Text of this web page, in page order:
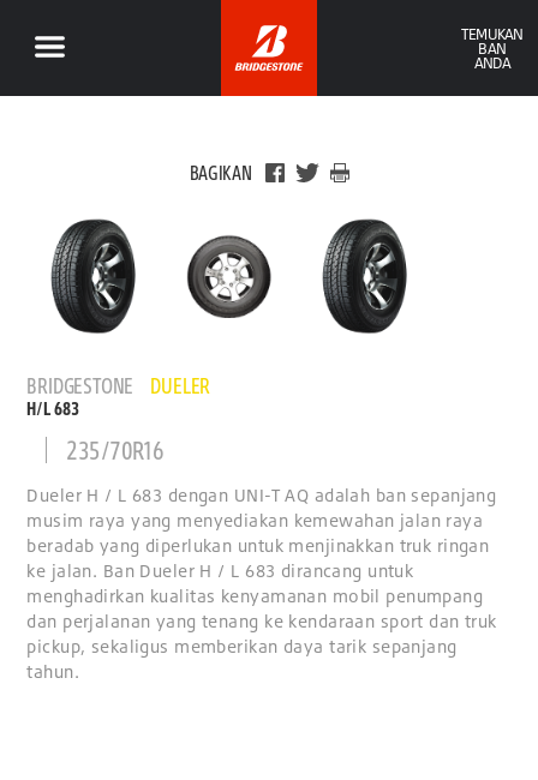
TEMUKAN
BAN
ANDA
BAGIKAN
BRIDGESTONE DUELER
H/L 683
235/70R16
Dueler H / L 683 dengan UNI-T AQ adalah ban sepanjang
musim raya yang menyediakan kemewahan jalan raya
beradab yang diperlukan untuk menjinakkan truk ringan
ke jalan. Ban Dueler H / L 683 dirancang untuk
menghadirkan kualitas kenyamanan mobil penumpang
dan perjalanan yang tenang ke kendaraan sport dan truk
pickup, sekaligus memberikan daya tarik sepanjang
tahun.